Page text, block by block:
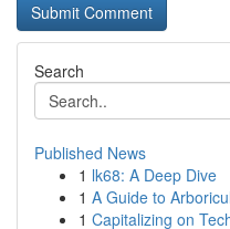
Search
Published News
1 lk68: A Deep Dive
1 A Guide to
1 Capitalizing on